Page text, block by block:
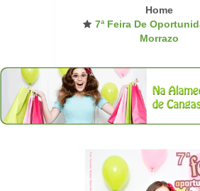
Home
7ª Feira De
Morrazo